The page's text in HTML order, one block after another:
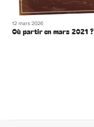
12 mars 2026
Où partir en mars 2021 ?